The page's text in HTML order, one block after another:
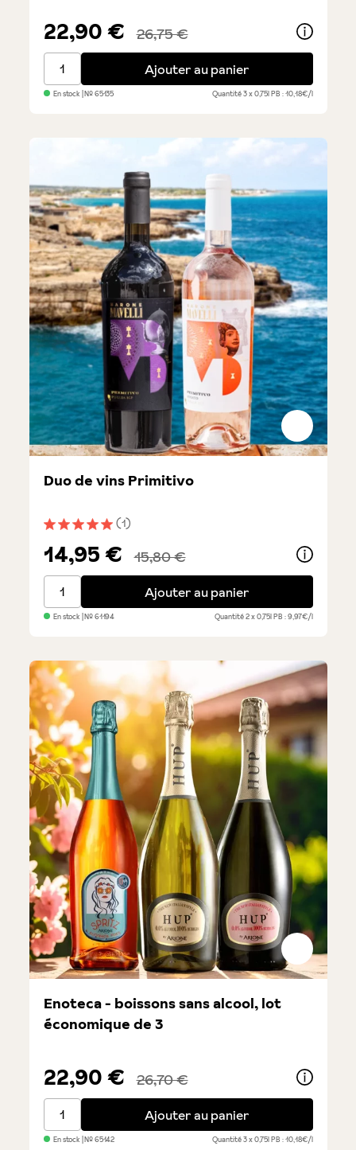
22,90 € 26,75 €
Terrazza - boissons sans alcool, lot économique de 3
Ajouter au panier
En stock | №65135 Quantité3 x 0,75lPB : 10,18€/l
Note moyenne de 5 sur 5 étoiles
(1)
Duo de vins Primitivo
14,95 € 15,80 €
Duo de vins PrimitivoAjouter au panier
En stock | №61194 Quantité2 x 0,75lPB : 9,97€/l
Enoteca - boissons sans alcool, lot
économique de 3
22,90 € 26,70 €
Enoteca - boissons sans alcool, lot économique de 3
Ajouter au panier
En stock | №65142 Quantité3 x 0,75lPB : 10,18€/l